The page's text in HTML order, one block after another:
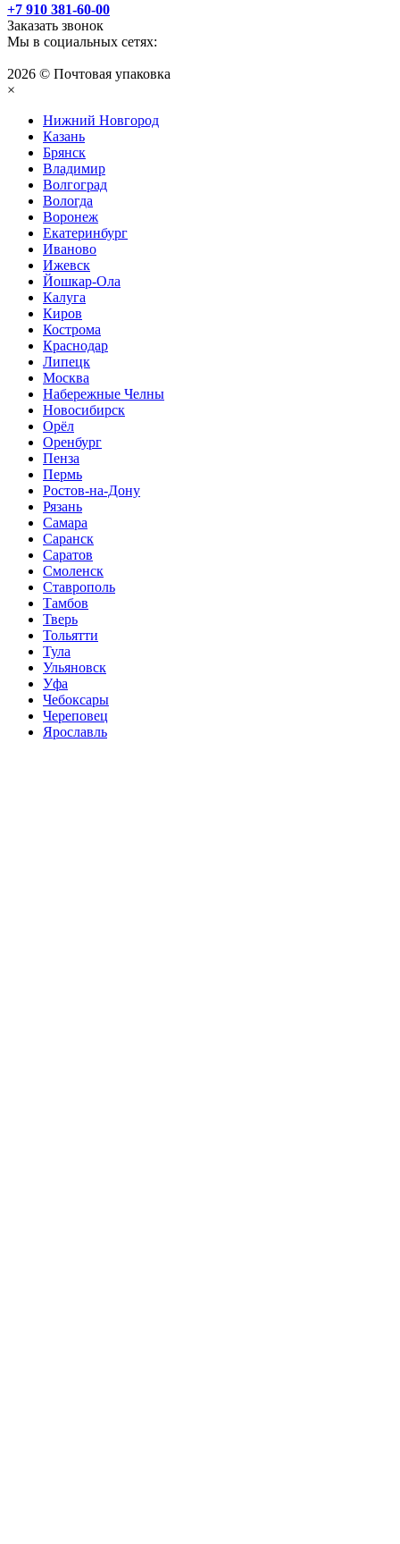
+7 910 381-60-00
Заказать звонок
Мы в социальных сетях:
2026 © Почтовая упаковка
×
Нижний Нoвгород
Казань
Брянск
Владимир
Волгоград
Вологда
Воронеж
Екатеринбург
Иваново
Ижевск
Йошкар-Ола
Калуга
Киров
Кострома
Краснодар
Липецк
Москва
Набережные Челны
Новосибирск
Орёл
Оренбург
Пенза
Пермь
Ростов-на-Дону
Рязань
Самара
Саранск
Саратов
Смоленск
Ставрополь
Тамбов
Тверь
Тольятти
Тула
Ульяновск
Уфа
Чебоксары
Череповец
Ярославль